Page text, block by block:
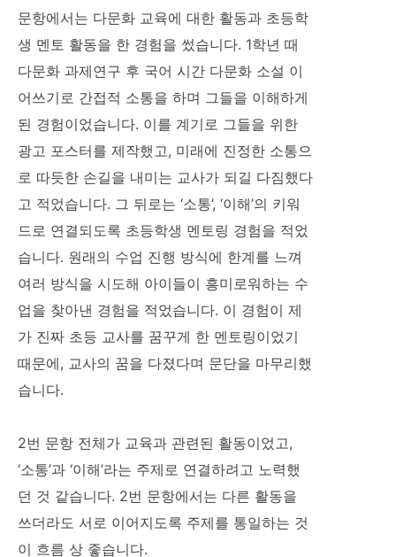
문항에서는 다문화 교육에 대한 활동과 초등학
생 멘토 활동을 한 경험을 썼습니다. 1학년 때
다문화 과제연구 후 국어 시간 다문화 소설 이
어쓰기로 간접적 소통을 하며 그들을 이해하게
된 경험이었습니다. 이를 계기로 그들을 위한
광고 포스터를 제작했고, 미래에 진정한 소통으
로 따듯한 손길을 내미는 교사가 되길 다짐했다
고 적었습니다. 그 뒤로는 ‘소통’, ‘이해’의 키워
드로 연결되도록 초등학생 멘토링 경험을 적었
습니다. 원래의 수업 진행 방식에 한계를 느껴
여러 방식을 시도해 아이들이 흥미로워하는 수
업을 찾아낸 경험을 적었습니다. 이 경험이 제
가 진짜 초등 교사를 꿈꾸게 한 멘토링이었기
때문에, 교사의 꿈을 다졌다며 문단을 마무리했
습니다.
2번 문항 전체가 교육과 관련된 활동이었고,
‘소통’과 ‘이해’라는 주제로 연결하려고 노력했
던 것 같습니다. 2번 문항에서는 다른 활동을
쓰더라도 서로 이어지도록 주제를 통일하는 것
이 흐름 상 좋습니다.